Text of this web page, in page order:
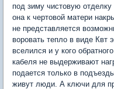
под зиму чистовую
она к чертовой матери
не представляется
воровать тепло в виде Квт
вселился и у кого
кабеля не выдерживают
подается только в
живут люди. А ключи для